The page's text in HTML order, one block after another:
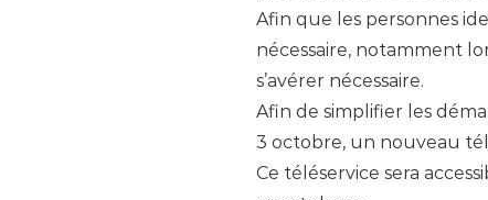
Afin que les personnes
nécessaire, notamment
s’avérer nécessaire.
Afin de simplifier les
3 octobre, un nouveau
Ce téléservice sera